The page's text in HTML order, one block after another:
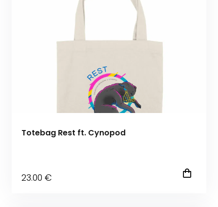
Totebag Rest ft. Cynopod
23.00 €